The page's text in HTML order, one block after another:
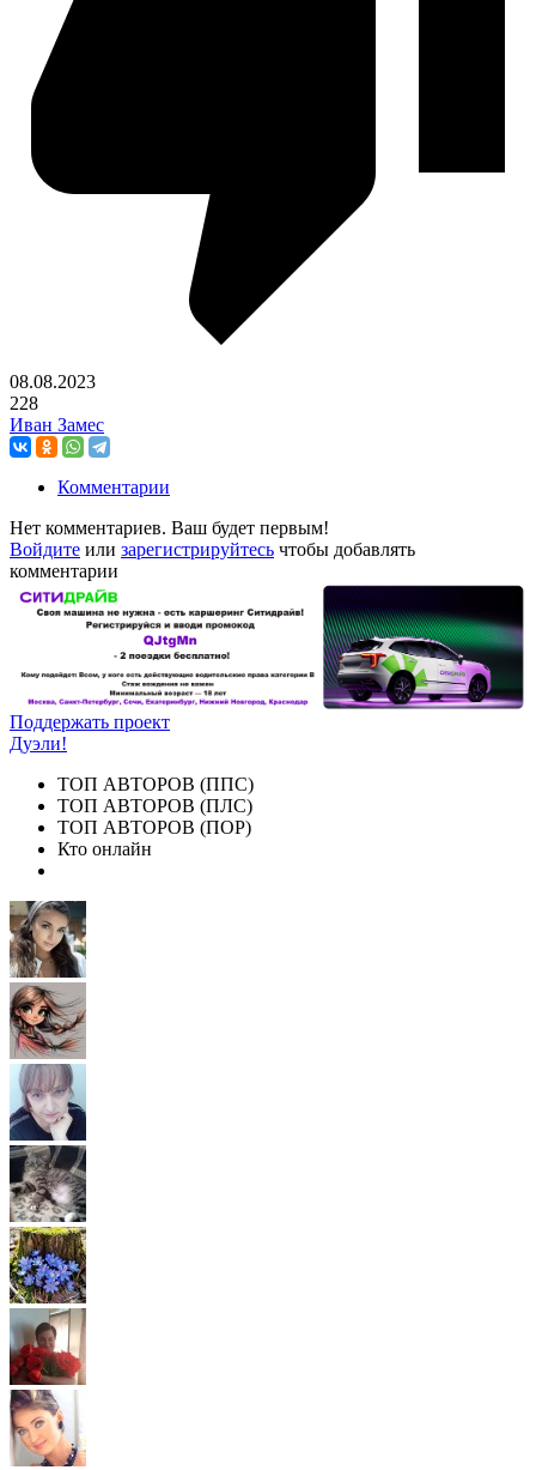
08.08.2023
228
Иван Замес
Комментарии
Нет комментариев. Ваш будет первым!
Войдите или зарегистрируйтесь чтобы добавлять
комментарии
Поддержать проект
Дуэли!
ТОП АВТОРОВ (ППС)
ТОП АВТОРОВ (ПЛС)
ТОП АВТОРОВ (ПОР)
Кто онлайн